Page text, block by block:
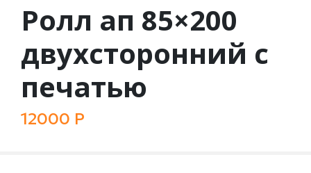
Ролл ап 85×200
двухсторонний с
печатью
12000 Р